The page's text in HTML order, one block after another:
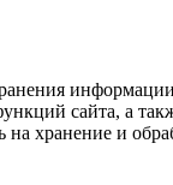
сайта, а
хранение и